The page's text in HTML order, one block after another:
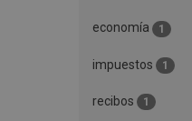
economía 1
impuestos 1
recibos 1